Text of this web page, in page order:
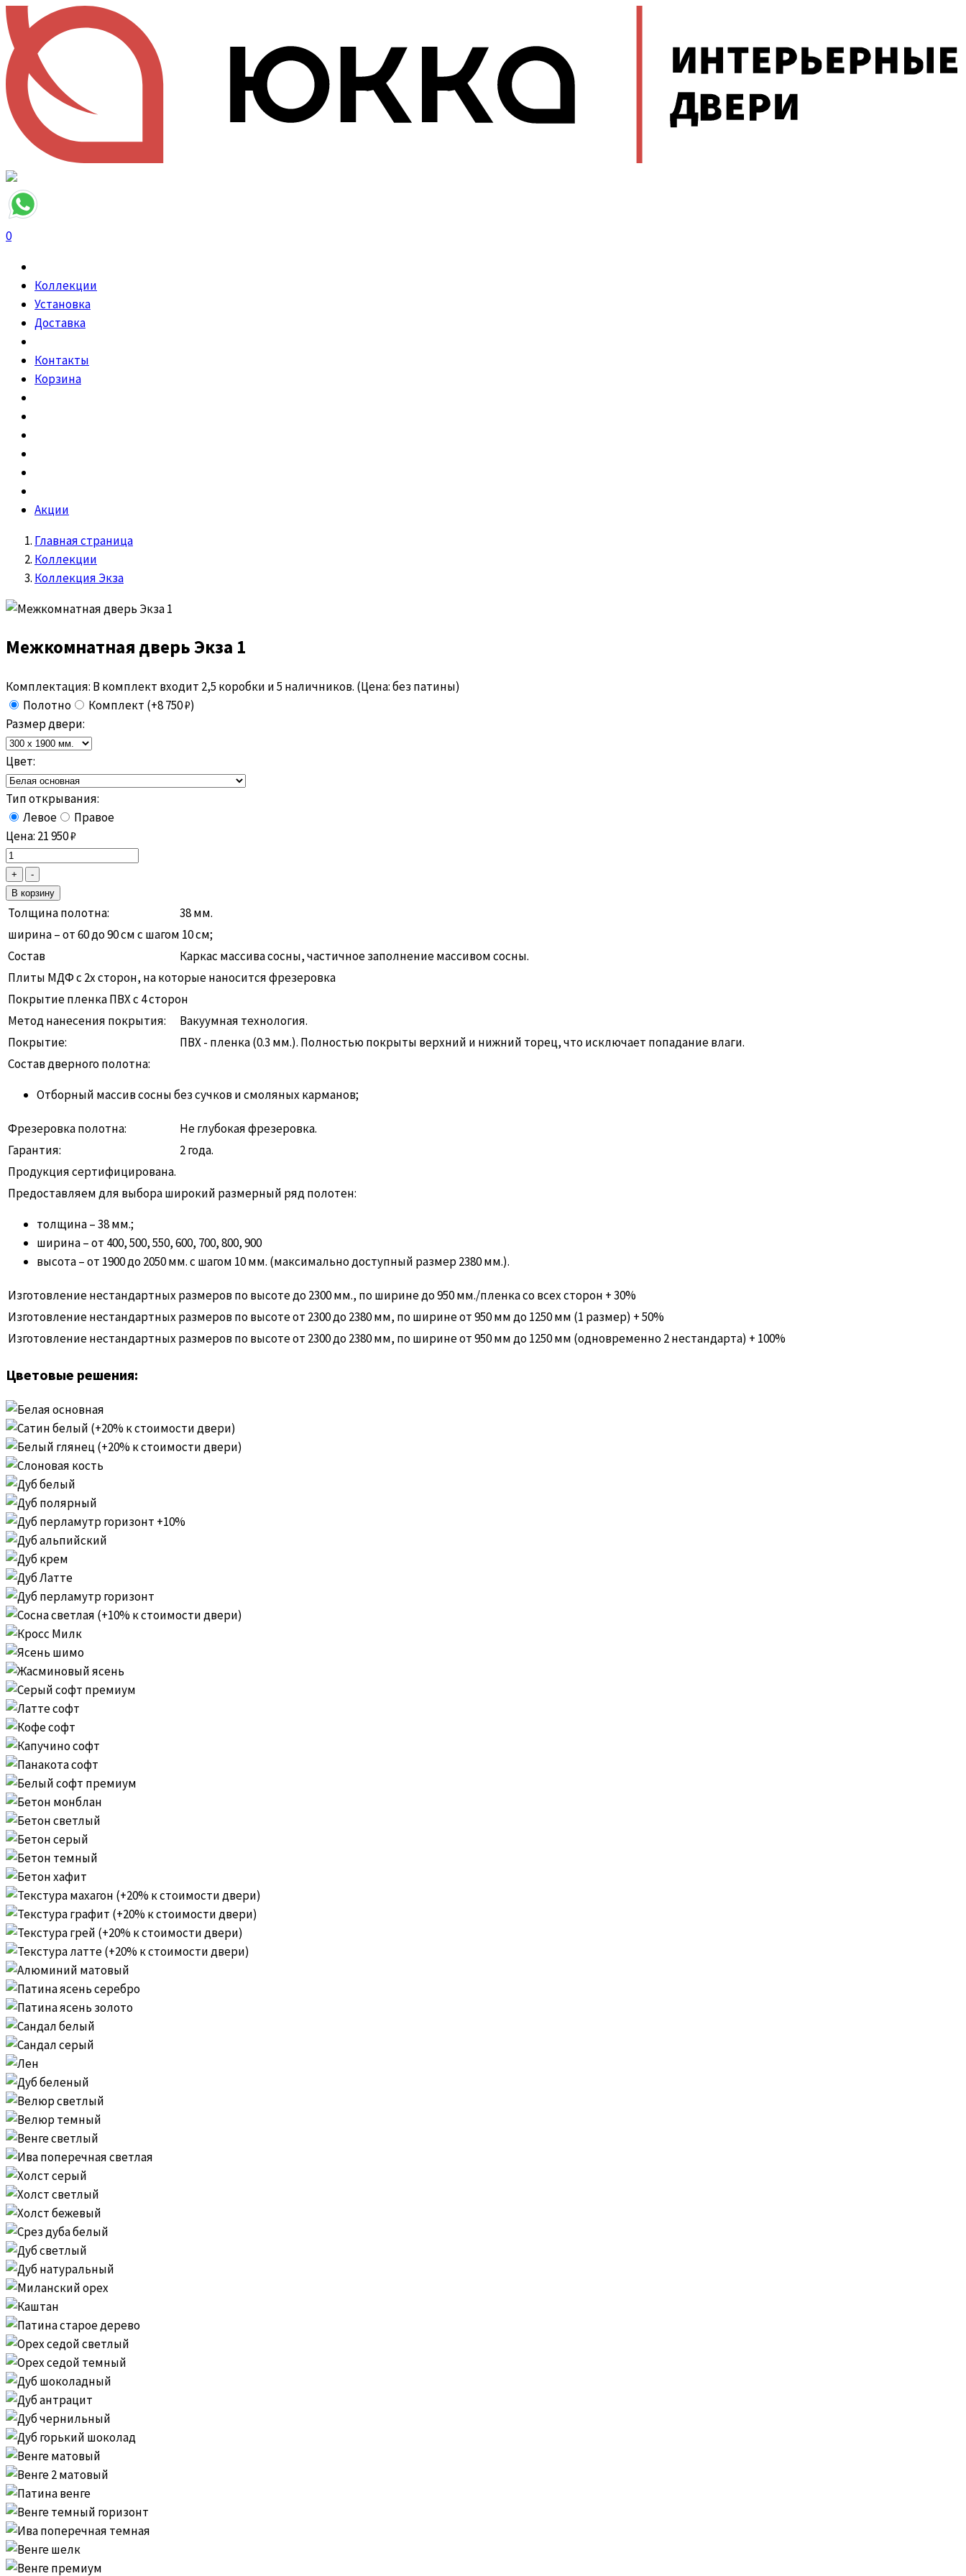
0
Коллекции
Установка
Доставка
Контакты
Корзина
Акции
Главная страница
Коллекции
Коллекция Экза
Межкомнатная дверьЭкза 1
Комплектация: В комплект входит 2,5 коробки и 5 наличников. (Цена: без патины)
Полотно
Комплект (+8 750 ₽)
Размер двери:
Цвет:
Тип открывания:
Левое
Правое
Цена: 21 950₽
Толщина полотна:
38 мм.
ширина – от 60 до 90 см с шагом 10 см;
Состав
Каркас массива сосны, частичное заполнение массивом сосны.
Плиты МДФ с 2х сторон, на которые наносится фрезеровка
Покрытие пленка ПВХ с 4 сторон
Метод нанесения покрытия:
Вакуумная технология.
Покрытие:
ПВХ - пленка (0.3 мм.). Полностью покрыты верхний и нижний торец, что исключает попадание влаги.
Состав дверного полотна:
Отборный массив сосны без сучков и смоляных карманов;
Фрезеровка полотна:
Не глубокая фрезеровка.
Гарантия:
2 года.
Продукция сертифицирована.
Предоставляем для выбора широкий размерный ряд полотен:
толщина – 38 мм.;
ширина – от 400, 500, 550, 600, 700, 800, 900
высота – от 1900 до 2050 мм. с шагом 10 мм. (максимально доступный размер 2380 мм.).
Изготовление нестандартных размеров по высоте до 2300 мм., по ширине до 950 мм./пленка со всех сторон + 30%
Изготовление нестандартных размеров по высоте от 2300 до 2380 мм, по ширине от 950 мм до 1250 мм (1 размер) + 50%
Изготовление нестандартных размеров по высоте от 2300 до 2380 мм, по ширине от 950 мм до 1250 мм (одновременно 2 нестандарта) + 100%
Цветовые решения: